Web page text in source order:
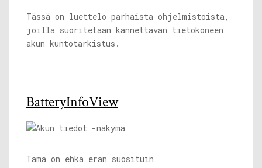
Tässä on luettelo parhaista ohjelmistoista,
joilla suoritetaan kannettavan tietokoneen
akun kuntotarkistus.
BatteryInfoView
Tämä on ehkä erän suosituin